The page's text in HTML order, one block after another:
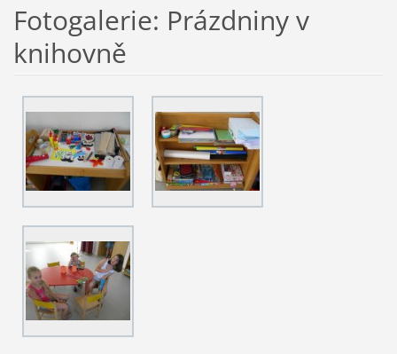
Fotogalerie: Prázdniny v
knihovně